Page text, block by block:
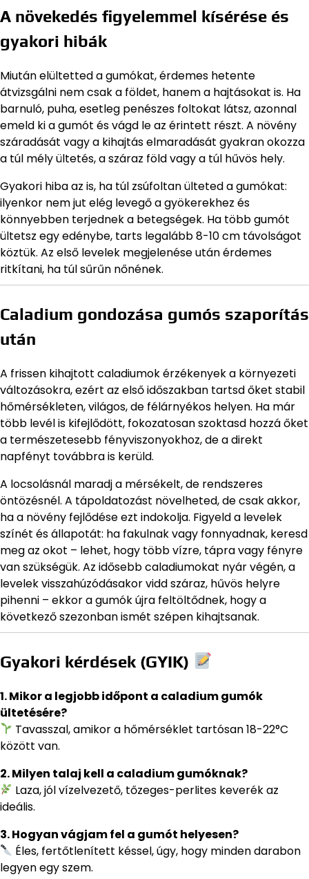
A növekedés figyelemmel kísérése és
gyakori hibák
Miután elültetted a gumókat, érdemes hetente
átvizsgálni nem csak a földet, hanem a hajtásokat is. Ha
barnuló, puha, esetleg penészes foltokat látsz, azonnal
emeld ki a gumót és vágd le az érintett részt. A növény
száradását vagy a kihajtás elmaradását gyakran okozza
a túl mély ültetés, a száraz föld vagy a túl hűvös hely.
Gyakori hiba az is, ha túl zsúfoltan ülteted a gumókat:
ilyenkor nem jut elég levegő a gyökerekhez és
könnyebben terjednek a betegségek. Ha több gumót
ültetsz egy edénybe, tarts legalább 8-10 cm távolságot
köztük. Az első levelek megjelenése után érdemes
ritkítani, ha túl sűrűn nőnének.
Caladium gondozása gumós szaporítás
után
A frissen kihajtott caladiumok érzékenyek a környezeti
változásokra, ezért az első időszakban tartsd őket stabil
hőmérsékleten, világos, de félárnyékos helyen. Ha már
több levél is kifejlődött, fokozatosan szoktasd hozzá őket
a természetesebb fényviszonyokhoz, de a direkt
napfényt továbbra is kerüld.
A locsolásnál maradj a mérsékelt, de rendszeres
öntözésnél. A tápoldatozást növelheted, de csak akkor,
ha a növény fejlődése ezt indokolja. Figyeld a levelek
színét és állapotát: ha fakulnak vagy fonnyadnak, keresd
meg az okot – lehet, hogy több vízre, tápra vagy fényre
van szükségük. Az idősebb caladiumokat nyár végén, a
levelek visszahúzódásakor vidd száraz, hűvös helyre
pihenni – ekkor a gumók újra feltöltődnek, hogy a
következő szezonban ismét szépen kihajtsanak.
Gyakori kérdések (GYIK)
1. Mikor a legjobb időpont a caladium gumók
ültetésére?
Tavasszal, amikor a hőmérséklet tartósan 18-22°C
között van.
2. Milyen talaj kell a caladium gumóknak?
Laza, jól vízelvezető, tőzeges-perlites keverék az
ideális.
3. Hogyan vágjam fel a gumót helyesen?
Éles, fertőtlenített késsel, úgy, hogy minden darabon
legyen egy szem.